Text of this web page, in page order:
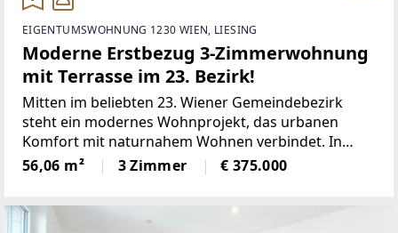
EIGENTUMSWOHNUNG 1230 WIEN, LIESING
Moderne Erstbezug 3-Zimmerwohnung
mit Terrasse im 23. Bezirk!
Mitten im beliebten 23. Wiener Gemeindebezirk
steht ein modernes Wohnprojekt, das urbanen
Komfort mit naturnahem Wohnen verbindet. In
ruhiger Grünlage zwischen dem Liesingbach, dem
Maurer Wald und der Perchtoldsdorfer Heide bietet
56,06 m² 3 Zimmer € 375.000